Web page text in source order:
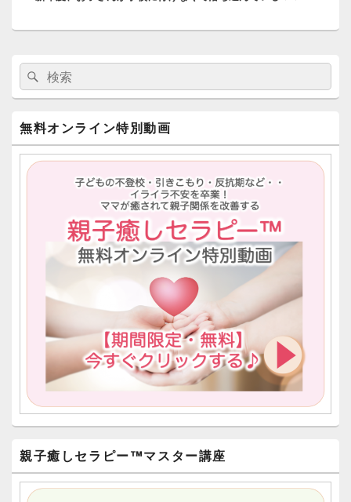
シ
メ
ン
サ
ド
バ
検
索:
検
索
無料オンライン特別動画
親子癒しセラピー™︎マスター講座